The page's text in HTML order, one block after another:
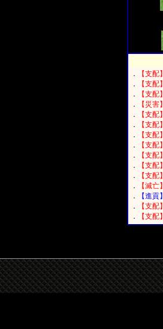
．
【支配】
．
【支配】
．
【支配】
．
【災害】
．
【支配】
．
【支配】
．
【支配】
．
【支配】
．
【支配】
．
【支配】
．
【支配】
．
【滅亡】
．
【進貢】
．
【支配】
．
【支配】